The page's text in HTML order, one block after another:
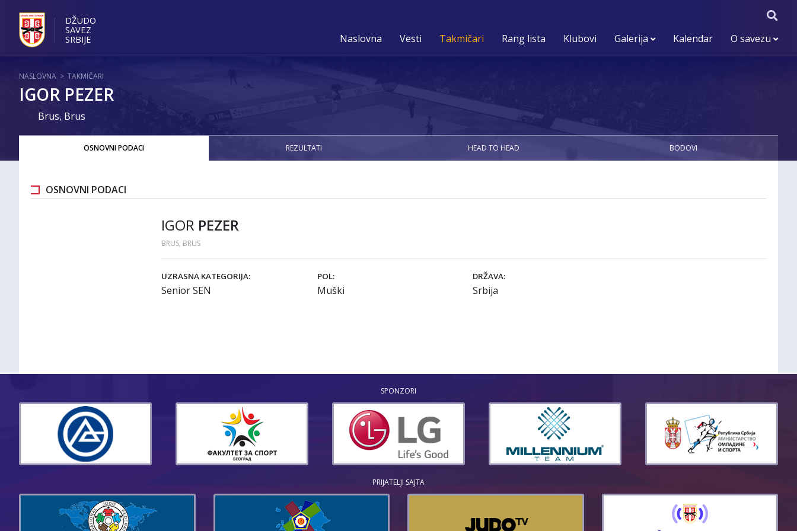
DŽUDO
SAVEZ
SRBIJE
Naslovna Vesti Takmičari Rang lista Klubovi Galerija Kalendar O savezu
NASLOVNA > TAKMIČARI
IGOR PEZER
Brus, Brus
OSNOVNI PODACI REZULTATI HEAD TO HEAD BODOVI
OSNOVNI PODACI
IGOR PEZER
BRUS, BRUS
UZRASNA KATEGORIJA:
Senior SEN
POL:
Muški
DRŽAVA:
Srbija
SPONZORI
PRIJATELJI SAJTA